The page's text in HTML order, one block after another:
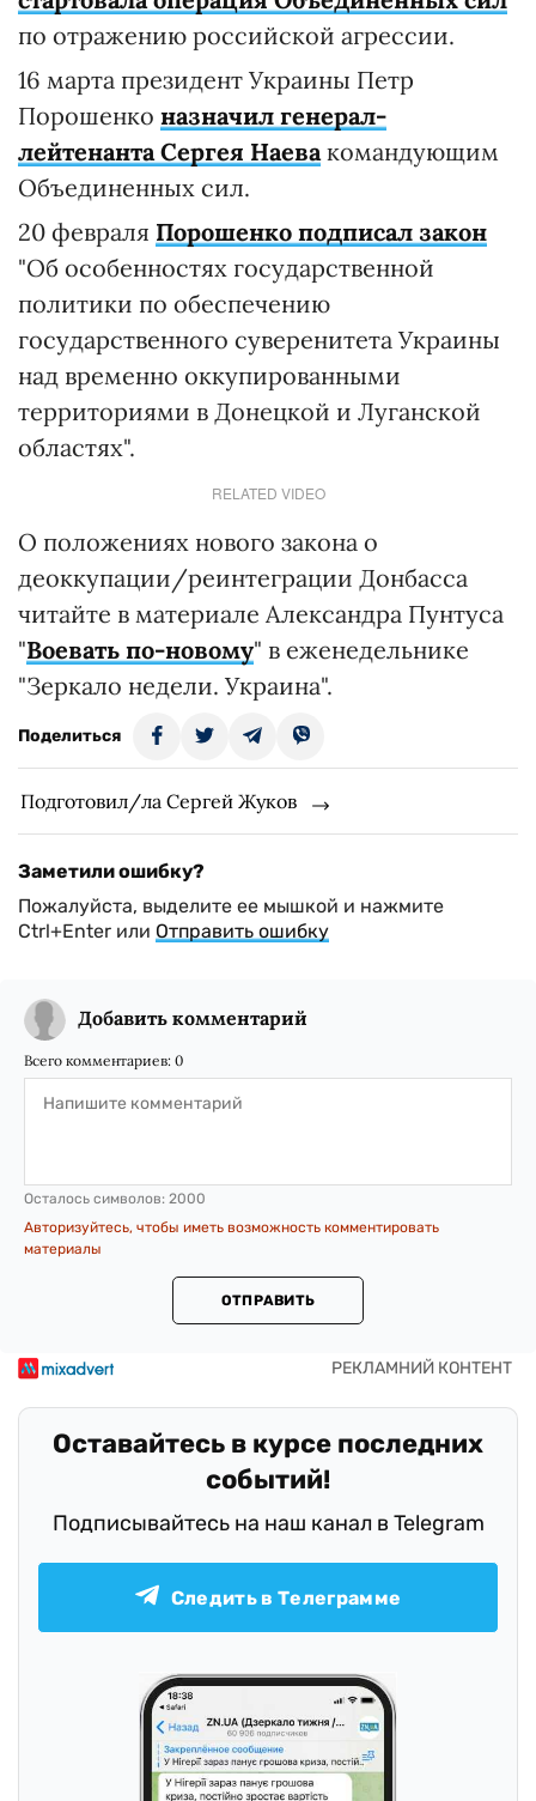
по отражению российской агрессии.
16 марта президент Украины Петр
Порошенко назначил генерал-
лейтенанта Сергея Наевакомандующим
Объединенных сил.
20 февраля Порошенко подписал закон
"Об особенностях государственной
политики по обеспечению
государственного суверенитета Украины
над временно оккупированными
территориями в Донецкой и Луганской
областях".
RELATED VIDEO
О положениях нового закона о
деоккупации/реинтеграции Донбасса
читайте в материале Александра Пунтуса
"Воевать по-новому" в еженедельнике
"Зеркало недели. Украина".
Поделиться
Подготовил/ла Сергей Жуков
Заметили ошибку?
Пожалуйста, выделите ее мышкой и нажмите
Ctrl+Enter или Отправить ошибку
Добавить комментарий
Всего комментариев: 0
Осталось символов: 2000
Авторизуйтесь, чтобы иметь возможность комментировать
материалы
ОТПРАВИТЬ
Оставайтесь в курсе последних
событий!
Подписывайтесь на наш канал в Telegram
Следить в Телеграмме